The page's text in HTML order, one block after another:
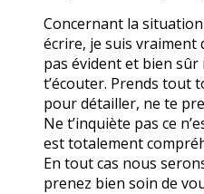
Concernant la
écrire, je suis vraiment
pas évident et bien
t’écouter. Prends tout
pour détailler, ne te
Ne t’inquiète pas ce
est totalement
En tout cas nous
prenez bien soin de